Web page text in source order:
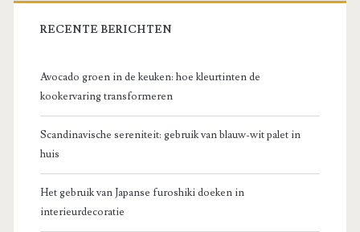
RECENTE BERICHTEN
Avocado groen in de keuken: hoe kleurtinten de
kookervaring transformeren
Scandinavische sereniteit: gebruik van blauw-wit palet in
huis
Het gebruik van Japanse furoshiki doeken in
interieurdecoratie